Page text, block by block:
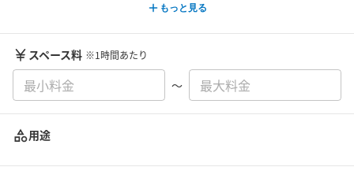
もっと見る
スペース料 ※1時間あたり
〜
用途